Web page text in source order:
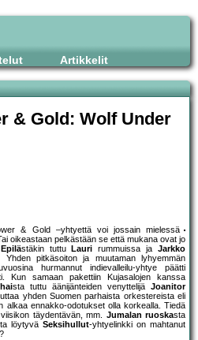
Artikkelit
& Gold: Wolf Under
& Gold –yhtyettä voi jossain mielessä
oikeastaan pelkästään se että mukana ovat jo
Epilästäkin tuttu Lauri rummuissa ja Jarkko
pitkäsoiton ja muutaman lyhyemmän
hurmannut indievalleilu-yhtye päätti
Kun samaan pakettiin Kujasalojen kanssa
sta tuttu äänijänteiden venyttelijä Joanitor
yhden Suomen parhaista orkestereista eli
alkaa ennakko-odotukset olla korkealla. Tiedä
täydentävän, mm. Jumalan ruoskasta
löytyvä Seksihullut-yhtyelinkki on mahtanut